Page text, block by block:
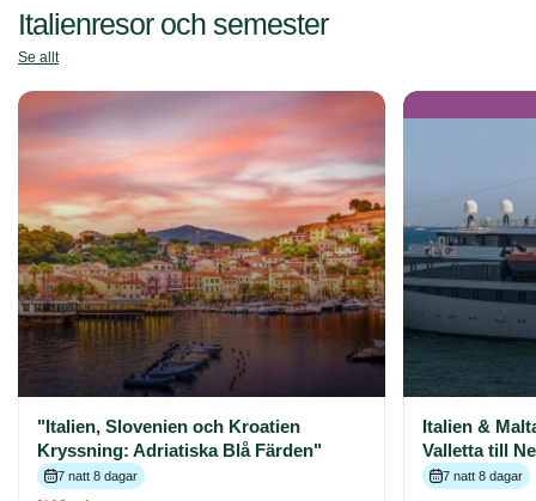
Italienresor och semester
Se allt
"Italien, Slovenien och Kroatien
Kryssning: Adriatiska Blå Färden"
7 natt 8 dagar
Italien &
Valletta till
7 natt 8 dagar